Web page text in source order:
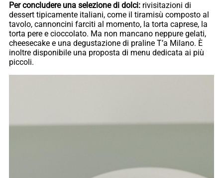
Per concludere una selezione di dolci: rivisitazioni di
dessert tipicamente italiani, come il tiramisù composto al
tavolo, cannoncini farciti al momento, la torta caprese, la
torta pere e cioccolato. Ma non mancano neppure gelati,
cheesecake e una degustazione di praline T’a Milano. È
inoltre disponibile una proposta di menu dedicata ai più
piccoli.